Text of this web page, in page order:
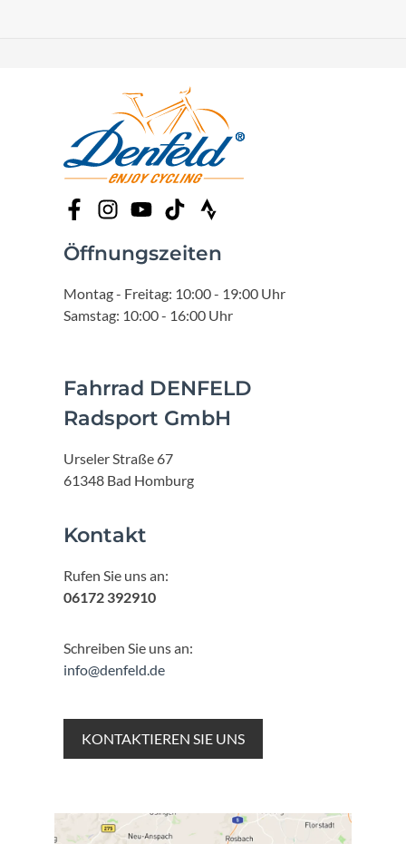
Öffnungszeiten
Montag - Freitag: 10:00 - 19:00 Uhr
Samstag: 10:00 - 16:00 Uhr
Fahrrad DENFELD
Radsport GmbH
Urseler Straße 67
61348 Bad Homburg
Kontakt
Rufen Sie uns an:
06172 392910
Schreiben Sie uns an:
info@denfeld.de
KONTAKTIEREN SIE UNS